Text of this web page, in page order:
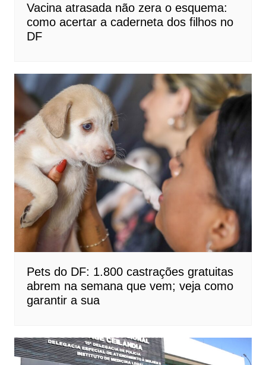
Vacina atrasada não zera o esquema:
como acertar a caderneta dos filhos no
DF
Pets do DF: 1.800 castrações gratuitas
abrem na semana que vem; veja como
garantir a sua